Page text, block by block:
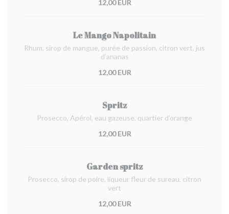
12,00 EUR
Le Mango Napolitain
Rhum, sirop de mangue, purée de passion, citron vert, jus
d’ananas
12,00 EUR
Spritz
Prosecco, Apérol, eau gazeuse, quartier d'orange
12,00 EUR
Garden spritz
Prosecco, sirop de poire, liqueur fleur de sureau, citron
vert
12,00 EUR